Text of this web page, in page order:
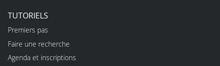
TUTORIELS
Premiers pas
Faire une recherche
Agenda et inscriptions